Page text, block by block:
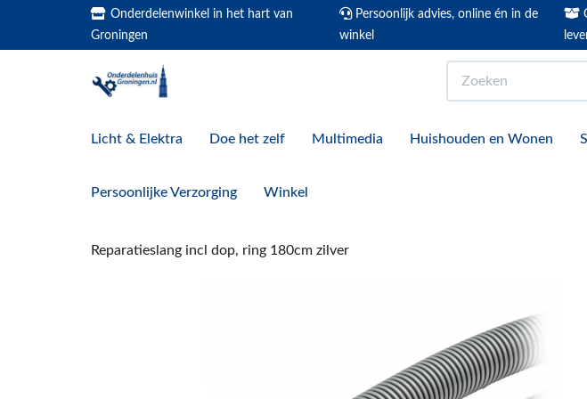
Onderdelenwinkel in het hart van
Groningen
Persoonlijk advies, online én in de
winkel
Licht & Elektra Doe het zelf Multimedia Huishouden en Wonen
Persoonlijke Verzorging Winkel
Reparatieslang incl dop, ring 180cm zilver